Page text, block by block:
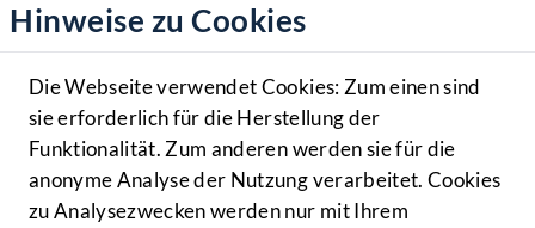
Hilfe
Benutzer
Navigationsmenü öffnen
MENÜ
Hinweise zu Cookies
Die Webseite verwendet Cookies: Zum einen sind
sie erforderlich für die Herstellung der
Funktionalität. Zum anderen werden sie für die
anonyme Analyse der Nutzung verarbeitet. Cookies
zu Analysezwecken werden nur mit Ihrem
Parlamentarisches Verfahren
Einlangen NR
Ausschussberatungen NR
Plenarberatungen NR